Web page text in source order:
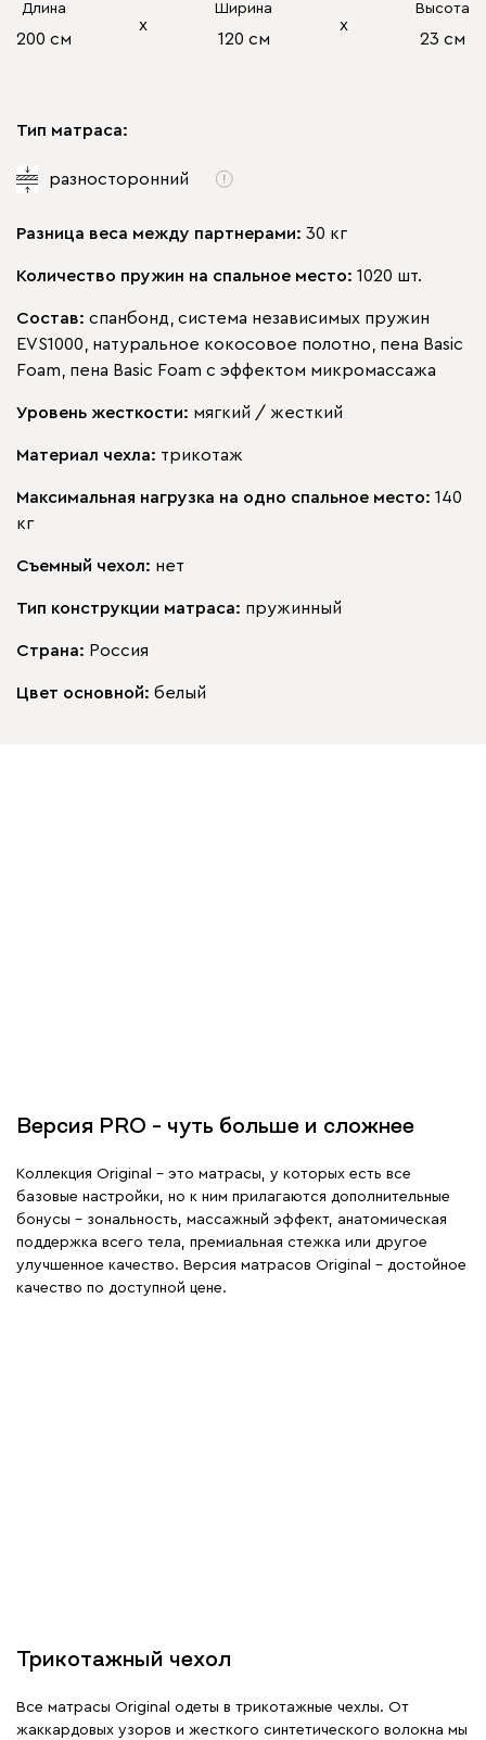
Длина
200 см
х
Ширина
120 см
х
Высота
23 см
Тип матраса:
разносторонний
Разница веса между партнерами: 30 кг
Количество пружин на спальное место: 1020 шт.
Состав: спанбонд, система независимых пружин
EVS1000, натуральное кокосовое полотно, пена Basic
Foam, пена Basic Foam с эффектом микромассажа
Уровень жесткости: мягкий / жесткий
Материал чехла: трикотаж
Максимальная нагрузка на одно спальное место: 140
кг
Съемный чехол: нет
Тип конструкции матраса: пружинный
Страна: Россия
Цвет основной: белый
Версия PRO – чуть больше и сложнее
Коллекция Original – это матрасы, у которых есть все
базовые настройки, но к ним прилагаются дополнительные
бонусы – зональность, массажный эффект, анатомическая
поддержка всего тела, премиальная стежка или другое
улучшенное качество. Версия матрасов Original – достойное
качество по доступной цене.
Трикотажный чехол
Все матрасы Original одеты в трикотажные чехлы. От
жаккардовых узоров и жесткого синтетического волокна мы